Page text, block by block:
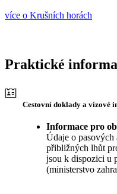
více o Krušních horách
Praktické
Cestovní doklady a vízové
Informace pro
Údaje o
přibližných lhůt
jsou k dispozici u
(ministerstvo